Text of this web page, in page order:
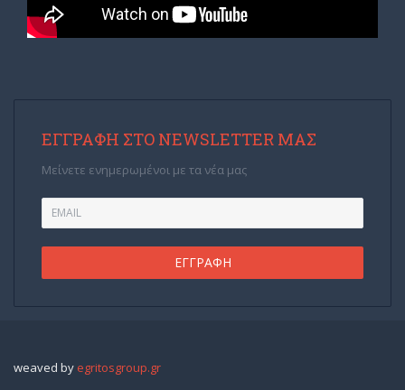
ΕΓΓΡΑΦΉ ΣΤΟ NEWSLETTER ΜΑΣ
Μείνετε ενημερωμένοι με τα νέα μας
weaved by egritosgroup.gr